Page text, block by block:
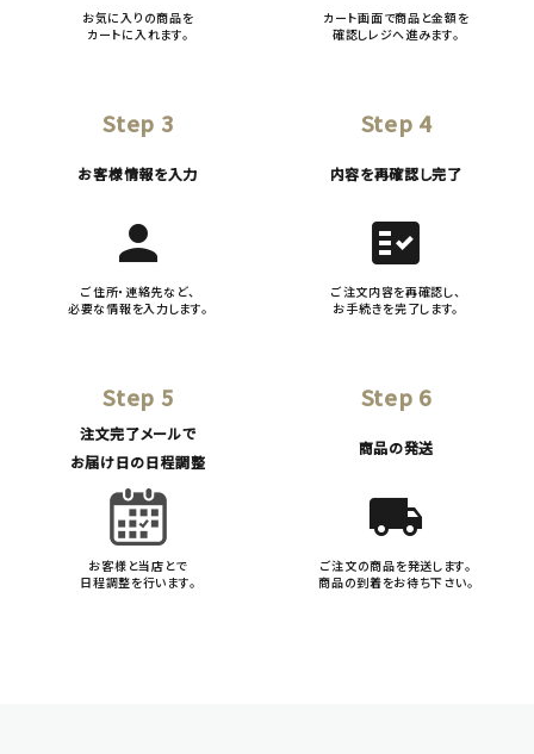
お気に入りの商品を
カートに入れます。
カート画面で商品と金額を
確認しレジへ進みます。
Step 3
お客様情報を入力
person
ご住所・連絡先など、
必要な情報を入力します。
Step 4
内容を再確認し完了
fact_check
ご注文内容を再確認し、
お手続きを完了します。
Step 5
注文完了メールで
お届け日の日程調整
お客様と当店とで
日程調整を行います。
Step 6
商品の発送
local_shipping
ご注文の商品を発送します。
商品の到着をお待ち下さい。